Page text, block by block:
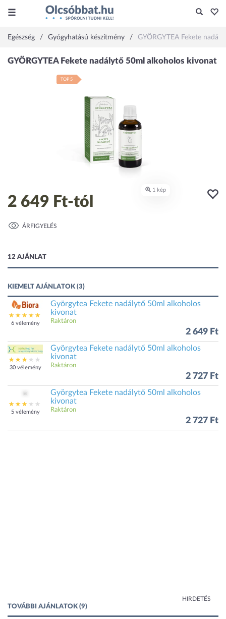
Egészség Gyógyhatású készítmény GYÖRGYTEA Fekete
TOP 5
2 649 Ft-tól
ÁRFIGYELÉS
12 AJÁNLAT
KIEMELT AJÁNLATOK (3)
6 vélemény
Györgytea Fekete nadálytő 50ml alkoholos
kivonat
Raktáron
2 649 Ft
30 vélemény
Györgytea Fekete nadálytő 50ml alkoholos
kivonat
Raktáron
2 727 Ft
5 vélemény
Györgytea Fekete nadálytő 50ml alkoholos
kivonat
Raktáron
2 727 Ft
HIRDETÉS
TOVÁBBI AJÁNLATOK (9)